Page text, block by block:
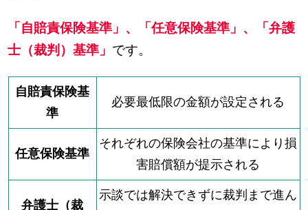
「自賠責保険基準」、「任意保険基準」、「弁護
士（裁判）基準」 です。
自賠責保険基
準
必要最低限の金額が設定される
任意保険基準
それぞれの保険会社の基準により損
害賠償額が提示される
弁護士（裁
示談では解決できずに裁判まで進ん